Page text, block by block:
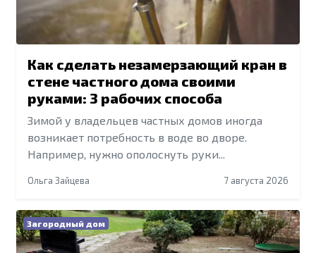
Как сделать незамерзающий кран в
стене частного дома своими
руками: 3 рабочих способа
Зимой у владельцев частных домов иногда
возникает потребность в воде во дворе.
Например, нужно ополоснуть руки...
Ольга Зайцева 7 августа 2026
Загородный дом